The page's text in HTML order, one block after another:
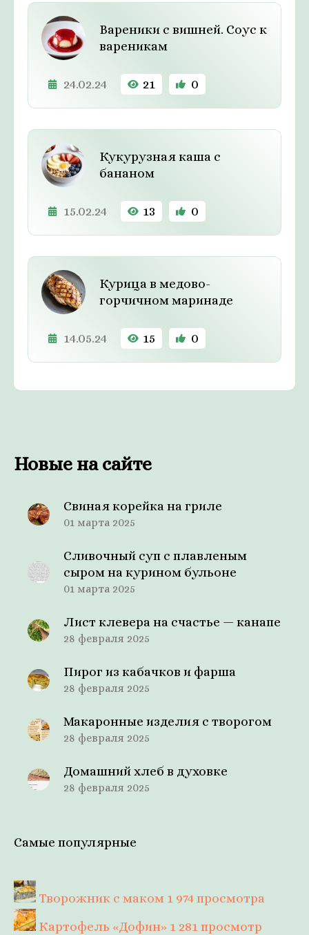
Вареники с вишней. Соус к
вареникам
24.02.24 21 0
Кукурузная каша с
бананом
15.02.24 13 0
Курица в медово-
горчичном маринаде
14.05.24 15 0
Новые на сайте
Свиная корейка на гриле
01 марта 2025
Сливочный суп с плавленым
сыром на курином бульоне
01 марта 2025
Лист клевера на счастье — канапе
28 февраля 2025
Пирог из кабачков и фарша
28 февраля 2025
Макаронные изделия с творогом
28 февраля 2025
Домашний хлеб в духовке
28 февраля 2025
Самые популярные
Творожник с маком 1 974 просмотра
Картофель «Дофин» 1 281 просмотр